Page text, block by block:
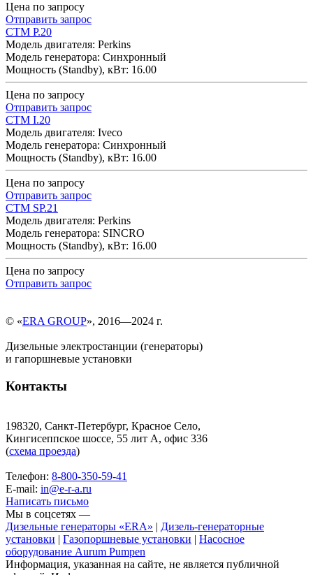
Цена по запросу
Отправить запрос
CTM P.20
Модель двигателя: Perkins
Модель генератора: Синхронный
Мощность (Standby), кВт: 16.00
Цена по запросу
Отправить запрос
CTM I.20
Модель двигателя: Iveco
Модель генератора: Синхронный
Мощность (Standby), кВт: 16.00
Цена по запросу
Отправить запрос
CTM SP.21
Модель двигателя: Perkins
Модель генератора: SINCRO
Мощность (Standby), кВт: 16.00
Цена по запросу
Отправить запрос
© «ERA GROUP», 2016—2024 г.
Дизельные электростанции (генераторы)
и гапоршневые установки
Контакты
198320, Санкт-Петербург, Красное Село,
Кингисеппское шоссе, 55 лит А, офис 336
(схема проезда)
Телефон: 8-800-350-59-41
E-mail: in@e-r-a.ru
Написать письмо
Мы в соцсетях —
Дизельные генераторы «ERA» | Дизель-генераторные
установки | Газопоршневые установки | Насосное
оборудование Aurum Pumpen
Информация, указанная на сайте, не является публичной